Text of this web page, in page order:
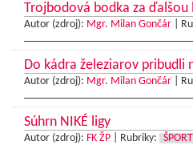
Trojbodová bodka za ďalšou
Autor (zdroj): Mgr. Milan Gončár
Do kádra železiarov pribudli
Autor (zdroj): Mgr. Milan Gončár
Súhrn NIKÉ ligy
Autor (zdroj): FK ŽP Rubriky: